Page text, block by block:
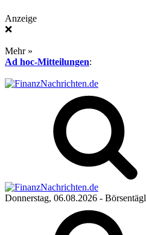
Anzeige
❌
Mehr »
Ad hoc-Mitteilungen:
Donnerstag, 06.08.2026 -